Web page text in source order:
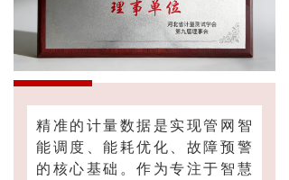
精准的计量数据是实现管网智
能调度、能耗优化、故障预警
的核心基础。作为专注于智慧